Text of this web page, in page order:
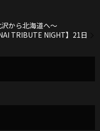
から北海道へ〜
TRIBUTE NIGHT】21日